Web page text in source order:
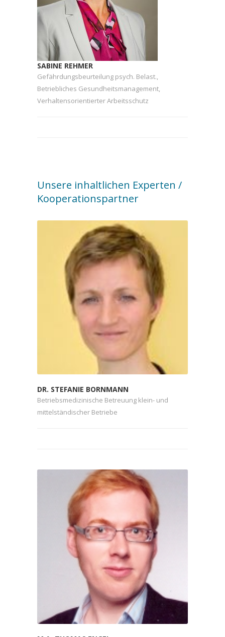
SABINE REHMER
Gefährdungsbeurteilung psych. Belast.,
Betriebliches Gesundheitsmanagement,
Verhaltensorientierter Arbeitsschutz
Unsere inhaltlichen Experten /
Kooperationspartner
DR. STEFANIE BORNMANN
Betriebsmedizinische Betreuung klein- und
mittelständischer Betriebe